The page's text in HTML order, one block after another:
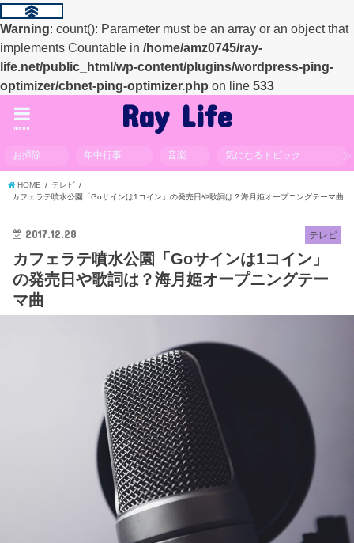
Warning: count(): Parameter must be an array or an object that
implements Countable in /home/amz0745/ray-
life.net/public_html/wp-content/plugins/wordpress-ping-
optimizer/cbnet-ping-optimizer.php on line 533
Ray Life
menu
お掃除 年中行事 音楽 気になるトピック
HOME
テレビ
カフェラテ噴水公園「Goサインは1コイン」の発売日や歌詞は？海月姫オープニングテーマ曲
テレビ
2017.12.28
カフェラテ噴水公園「Goサインは1コイン」
の発売日や歌詞は？海月姫オープニングテー
マ曲